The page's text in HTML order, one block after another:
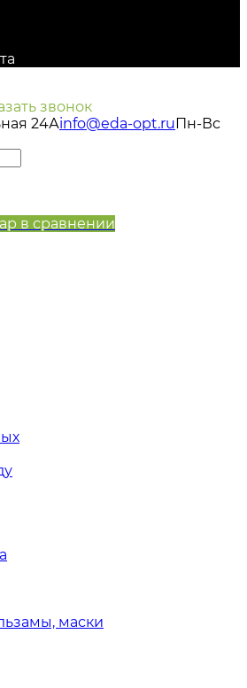
звонок
24Аinfo@eda-opt.ruПн-Вс
в сравнении
маски